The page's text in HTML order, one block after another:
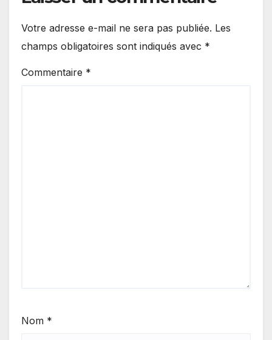
Votre adresse e-mail ne sera pas publiée. Les
champs obligatoires sont indiqués avec *
Commentaire *
Nom *